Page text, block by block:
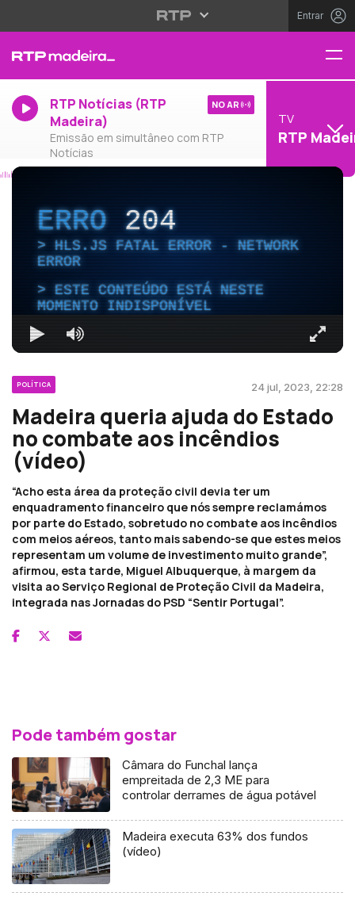
Entrar
RTP Notícias (RTP
Madeira)
Emissão em simultâneo com RTP
Notícias
NO AR
TV
RTP
ERRO204
HLS.JS FATAL ERROR - NETWORK
ERROR
ESTE CONTEÚDO ESTÁ NESTE
MOMENTO INDISPONÍVEL
POLÍTICA 24 jul, 2023, 22:28
Madeira queria ajuda do Estado
no combate aos incêndios
(vídeo)
“Acho esta área da proteção civil devia ter um
enquadramento financeiro que nós sempre reclamámos
por parte do Estado, sobretudo no combate aos incêndios
com meios aéreos, tanto mais sabendo-se que estes meios
representam um volume de investimento muito grande”,
afirmou, esta tarde, Miguel Albuquerque, à margem da
visita ao Serviço Regional de Proteção Civil da Madeira,
integrada nas Jornadas do PSD “Sentir Portugal”.
Pode também gostar
Câmara do Funchal lança
empreitada de 2,3 ME para
controlar derrames de água potável
Madeira executa 63% dos fundos
(vídeo)